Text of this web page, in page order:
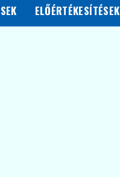
ELŐÉRTÉKESÍTÉSEK